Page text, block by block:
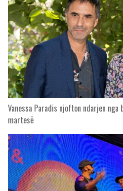
Vanessa Paradis njofton ndarjen
martesë